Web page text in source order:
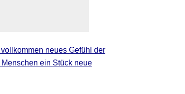
neues Gefühl der
ein Stück neue